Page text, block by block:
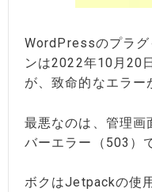
WordPressのプラ
ンは2022年10月20
が、致命的なエラー
最悪なのは、管理画
バーエラー（503）
ボクはJetpackの使